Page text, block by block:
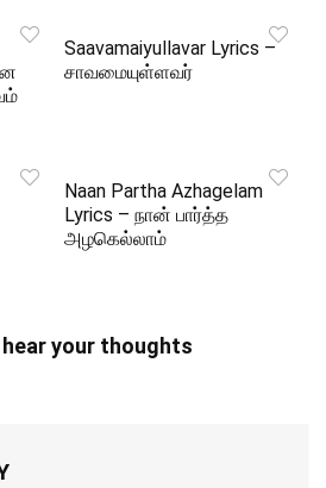
Saavamaiyullavar Lyrics –
சாவமையுள்ளவர்
Naan Partha Azhagelam
Lyrics – நான் பார்த்த
அழகெல்லாம்
your thoughts